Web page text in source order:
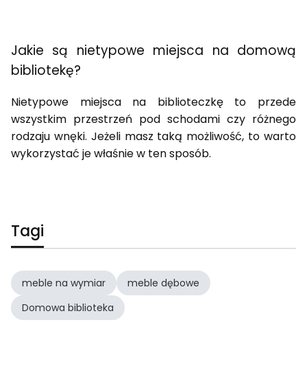
Jakie są nietypowe miejsca na domową
bibliotekę?
Nietypowe miejsca na biblioteczkę to przede
wszystkim przestrzeń pod schodami czy różnego
rodzaju wnęki. Jeżeli masz taką możliwość, to warto
wykorzystać je właśnie w ten sposób.
Tagi
meble na wymiar
meble dębowe
Domowa biblioteka